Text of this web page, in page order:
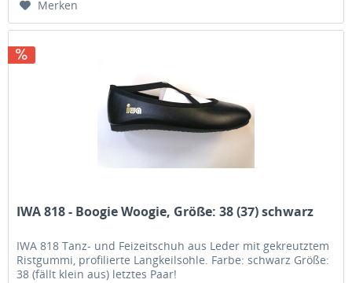
Merken
IWA 818 - Boogie Woogie, Größe: 38 (37) schwarz
IWA 818 Tanz- und Feizeitschuh aus Leder mit gekreutztem
Ristgummi, profilierte Langkeilsohle. Farbe: schwarz Größe:
38 (fällt klein aus) letztes Paar!